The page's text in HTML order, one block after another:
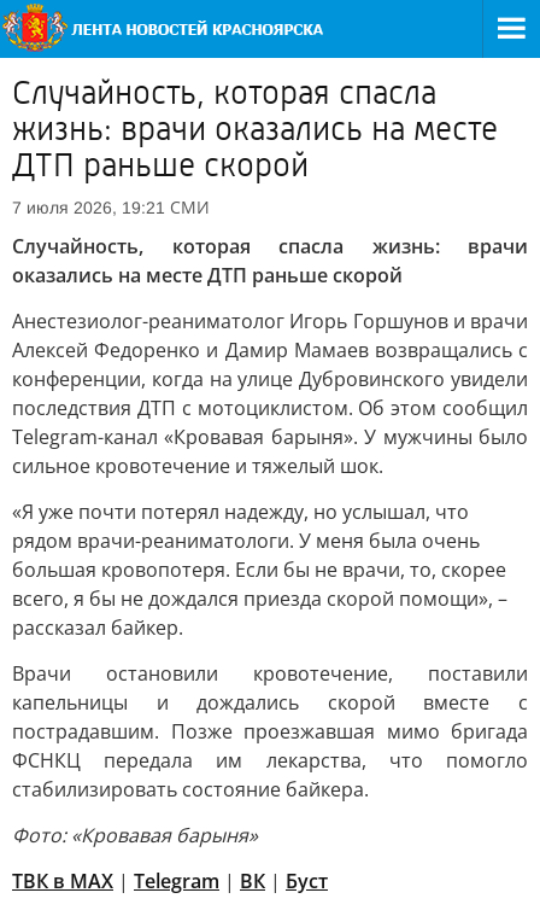
Случайность, которая спасла
жизнь: врачи оказались на месте
ДТП раньше скорой
7 июля 2026, 19:21 СМИ
Случайность, которая спасла жизнь: врачи
оказались на месте ДТП раньше скорой
Анестезиолог-реаниматолог Игорь Горшунов и врачи
Алексей Федоренко и Дамир Мамаев возвращались с
конференции, когда на улице Дубровинского увидели
последствия ДТП с мотоциклистом. Об этом сообщил
Telegram-канал «Кровавая барыня». У мужчины было
сильное кровотечение и тяжелый шок.
«Я уже почти потерял надежду, но услышал, что
рядом врачи-реаниматологи. У меня была очень
большая кровопотеря. Если бы не врачи, то, скорее
всего, я бы не дождался приезда скорой помощи», –
рассказал байкер.
Врачи остановили кровотечение, поставили
капельницы и дождались скорой вместе с
пострадавшим. Позже проезжавшая мимо бригада
ФСНКЦ передала им лекарства, что помогло
стабилизировать состояние байкера.
Фото: «Кровавая барыня»
ТВК в MAX | Telegram | ВК | Буст